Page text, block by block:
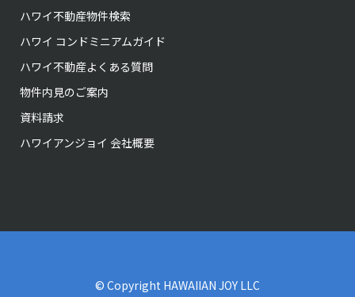
ハワイ不動産物件検索
ハワイ コンドミニアムガイド
ハワイ不動産よくある質問
物件内見のご案内
資料請求
ハワイアンジョイ 会社概要
© Copyright HAWAIIAN JOY LLC